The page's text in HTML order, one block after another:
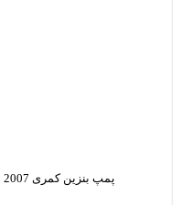
پمپ بنزین کمری 2007 اصلی